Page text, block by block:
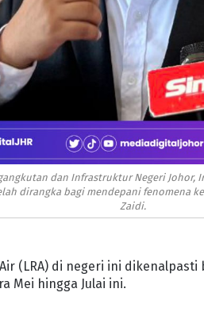
dan Infrastruktur Negeri Johor,
dirangka bagi mendepani fenomena
Zaidi.
(LRA) di negeri ini
Mei hingga Julai ini.